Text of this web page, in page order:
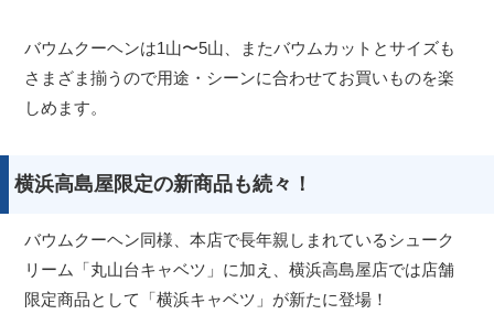
バウムクーヘンは1山〜5山、またバウムカットとサイズも
さまざま揃うので用途・シーンに合わせてお買いものを楽
しめます。
横浜高島屋限定の新商品も続々！
バウムクーヘン同様、本店で長年親しまれているシューク
リーム「丸山台キャベツ」に加え、横浜高島屋店では店舗
限定商品として「横浜キャベツ」が新たに登場！